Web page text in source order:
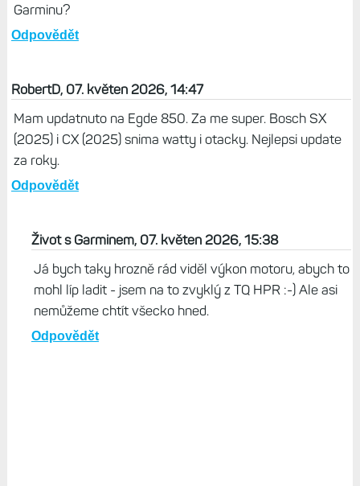
Garminu?
Odpovědět
RobertD, 07. květen 2026, 14:47
Mam updatnuto na Egde 850. Za me super. Bosch SX
(2025) i CX (2025) snima watty i otacky. Nejlepsi update
za roky.
Odpovědět
Život s Garminem, 07. květen 2026, 15:38
Já bych taky hrozně rád viděl výkon motoru, abych to
mohl líp ladit - jsem na to zvyklý z TQ HPR :-) Ale asi
nemůžeme chtít všecko hned.
Odpovědět